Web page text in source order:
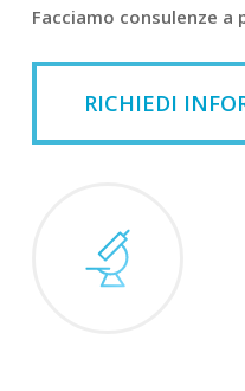
Facciamo consulenze a
RICHIEDI